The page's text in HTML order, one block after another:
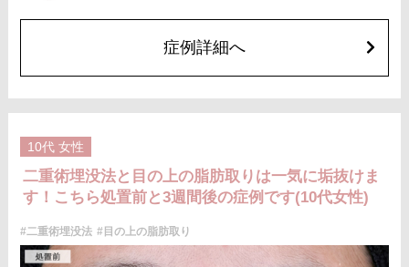
アドバンス 2箇所217,800円(税込)～6箇所349,800円(税込)
アペックス シングル437,800円(税込)～ダブル657,800円(税込)
シークレットアイズシングル712,800円(税込)〜ダブル877,800円(税込)
施術名：目の上の脂肪取り
施術内容：上まぶたを約2mmほど小さく切開し、余分な眼窩脂肪を取り除
開するため、傷跡はほとんど目立ちません。脂肪を適切に除去すること
で、まぶたが軽くなり、目元がすっきりとした印象になります。二重のラ
インもよりくっきりと出やすくなるため、眠たそうな目元や重たいまぶた
にお悩みの方に適した施術です。
施術時間：約15分程
ざいます。また、稀に細菌感染症、左右差、肥厚性瘢痕、創部陥凹などが
費用：118,800円(税込)〜173,800円(税込)
症例詳細へ
10代 女性
二重術埋没法と目の上の脂肪取りは一気に垢抜けま
す！こちら処置前と3週間後の症例です(10代女性)
#二重術埋没法 #目の上の脂肪取り